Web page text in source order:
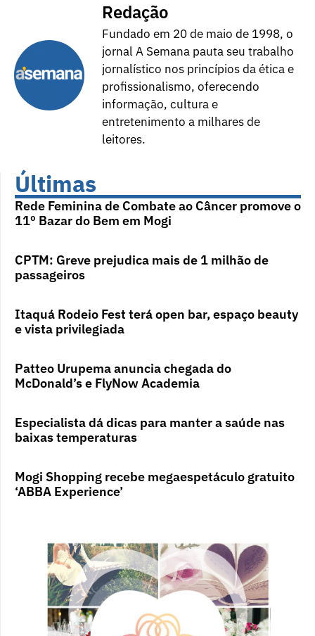
Redação
Fundado em 20 de maio de 1998, o
jornal A Semana pauta seu trabalho
jornalístico nos princípios da ética e
profissionalismo, oferecendo
informação, cultura e
entretenimento a milhares de
leitores.
Últimas
Rede Feminina de Combate ao Câncer promove o
11º Bazar do Bem em Mogi
CPTM: Greve prejudica mais de 1 milhão de
passageiros
Itaquá Rodeio Fest terá open bar, espaço beauty
e vista privilegiada
Patteo Urupema anuncia chegada do
McDonald’s e FlyNow Academia
Especialista dá dicas para manter a saúde nas
baixas temperaturas
Mogi Shopping recebe megaespetáculo gratuito
‘ABBA Experience’